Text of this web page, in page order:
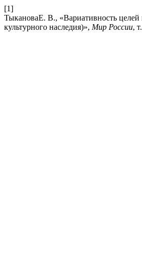
[1]
ТыкановаЕ. В., «Вариативность
культурного наследия)», Мир России,